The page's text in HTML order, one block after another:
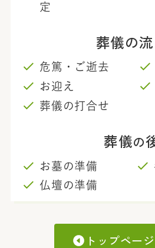
定
葬儀の
危篤・ご逝去
お迎え
葬儀の打合せ
葬儀の
お墓の準備
仏壇の準備
トップペー